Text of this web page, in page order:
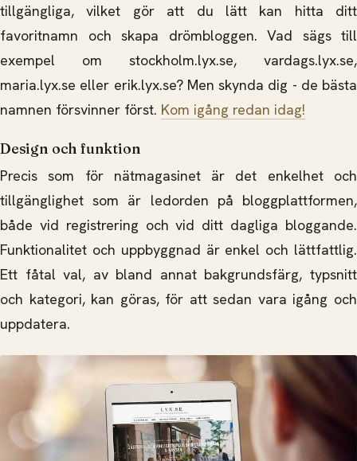
tillgängliga, vilket gör att du lätt kan hitta ditt
favoritnamn och skapa drömbloggen. Vad sägs till
exempel om stockholm.lyx.se, vardags.lyx.se,
maria.lyx.se eller erik.lyx.se? Men skynda dig - de bästa
namnen försvinner först. Kom igång redan idag!
Design och funktion
Precis som för nätmagasinet är det enkelhet och
tillgänglighet som är ledorden på bloggplattformen,
både vid registrering och vid ditt dagliga bloggande.
Funktionalitet och uppbyggnad är enkel och lättfattlig.
Ett fåtal val, av bland annat bakgrundsfärg, typsnitt
och kategori, kan göras, för att sedan vara igång och
uppdatera.